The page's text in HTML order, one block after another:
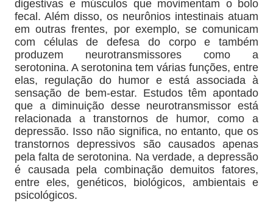
digestivas e músculos que movimentam o bolo
fecal. Além disso, os neurônios intestinais atuam
em outras frentes, por exemplo, se comunicam
com células de defesa do corpo e também
produzem neurotransmissores como a
serotonina. A serotonina tem várias funções, entre
elas, regulação do humor e está associada à
sensação de bem-estar. Estudos têm apontado
que a diminuição desse neurotransmissor está
relacionada a transtornos de humor, como a
depressão. Isso não significa, no entanto, que os
transtornos depressivos são causados apenas
pela falta de serotonina. Na verdade, a depressão
é causada pela combinação demuitos fatores,
entre eles, genéticos, biológicos, ambientais e
psicológicos.